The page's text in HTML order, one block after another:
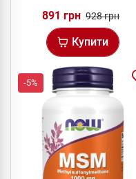
891 грн 928 грн
Купити
-5%